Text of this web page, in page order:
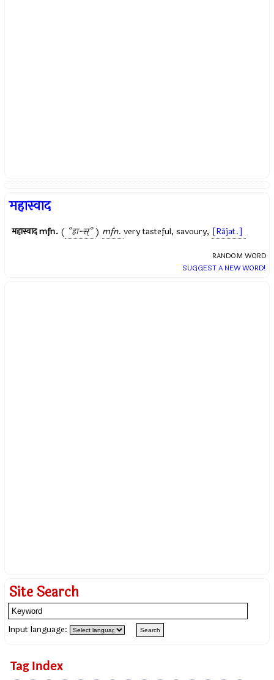
महास्वाद
महास्वादmfn. ( °हा-स्°) mfn. very tasteful, savoury, [Rājat.]
RANDOM WORD
SUGGEST A NEW WORD!
Site Search
Input language:
Tag Index